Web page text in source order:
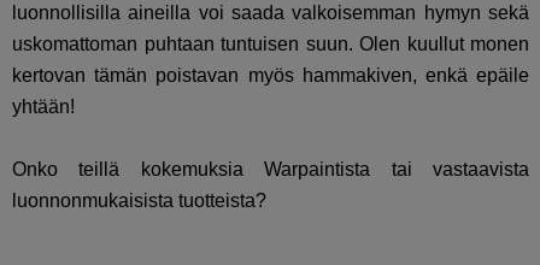
luonnollisilla aineilla voi saada valkoisemman hymyn sekä
uskomattoman puhtaan tuntuisen suun. Olen kuullut monen
kertovan tämän poistavan myös hammakiven, enkä epäile
yhtään!
Onko teillä kokemuksia Warpaintista tai vastaavista
luonnonmukaisista tuotteista?